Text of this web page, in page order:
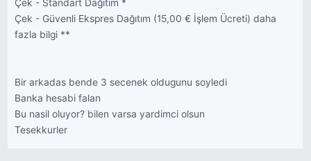
Çek - Standart Dağıtım *
Çek - Güvenli Ekspres Dağıtım (15,00 € İşlem Ücreti) daha
fazla bilgi **
Bir arkadas bende 3 secenek oldugunu soyledi
Banka hesabi falan
Bu nasil oluyor? bilen varsa yardimci olsun
Tesekkurler